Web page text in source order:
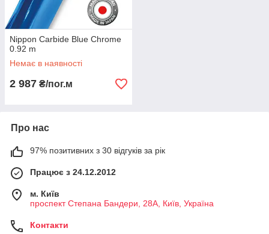
Nippon Сarbide Blue Chrome
0.92 m
Немає в наявності
2 987 ₴/пог.м
Про нас
97% позитивних з 30 відгуків за рік
Працює з 24.12.2012
м. Київ
проспект Степана Бандери, 28А, Київ, Україна
Контакти